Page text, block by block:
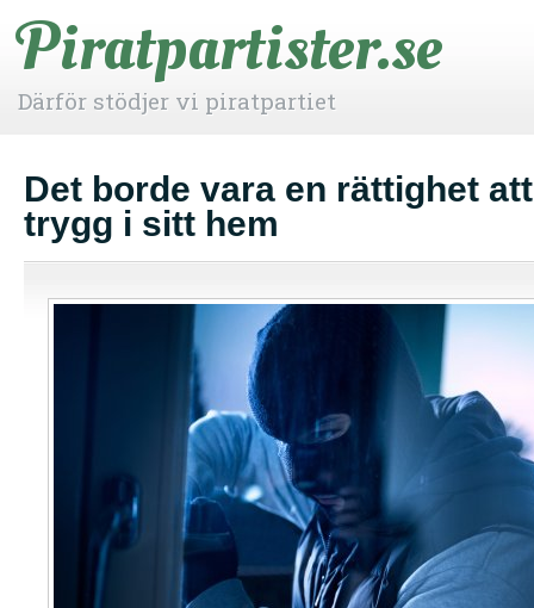
Piratpartister.se
Därför stödjer vi piratpartiet
Det borde vara en rättighet
trygg i sitt hem